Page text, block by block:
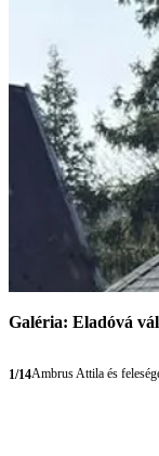
Galéria: Eladóvá
1/14Ambrus Attila és